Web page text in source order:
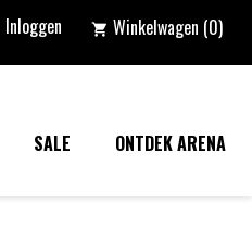
Inloggen shopping_cart Winkelwagen (0)
SALE ONTDEK ARENA